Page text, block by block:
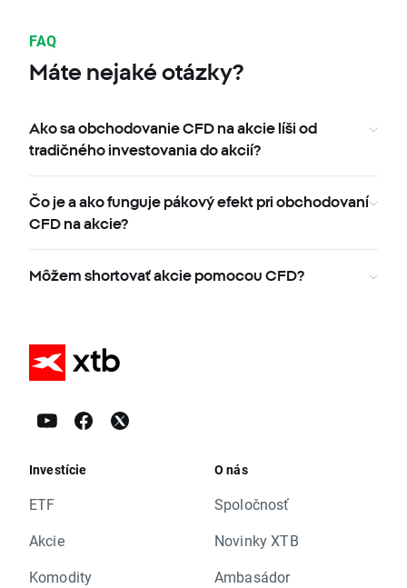
FAQ
Máte nejaké otázky?
Ako sa obchodovanie CFD na akcie líši od
tradičného investovania do akcií?
Čo je a ako funguje pákový efekt pri obchodovaní
CFD na akcie?
Môžem shortovať akcie pomocou CFD?
Investície
ETF
Akcie
Komodity
O nás
Spoločnosť
Novinky XTB
Ambasádor